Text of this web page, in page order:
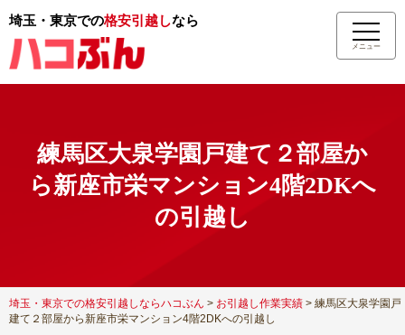
埼玉・東京での格安引越しなら
メニュー
練馬区大泉学園戸建て２部屋か
ら新座市栄マンション4階2DKへ
の引越し
埼玉・東京での格安引越しならハコぶん > お引越し作業実績 > 練馬区大泉学園戸
建て２部屋から新座市栄マンション4階2DKへの引越し